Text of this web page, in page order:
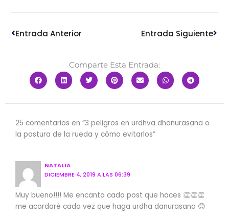
Entrada Anterior Entrada Siguiente
Comparte Esta Entrada:
25 comentarios en “3 peligros en urdhva dhanurasana o
la postura de la rueda y cómo evitarlos”
NATALIA
DICIEMBRE 4, 2019 A LAS 06:39
Muy bueno!!!! Me encanta cada post que haces 👏👏👏
me acordaré cada vez que haga urdha danurasana 😊